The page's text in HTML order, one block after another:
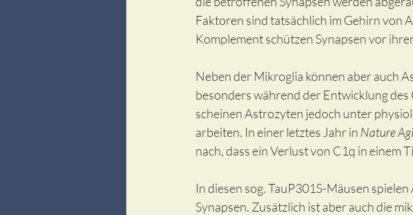
Faktoren sind tatsächlich im Gehirn von
Komplement schützen Synapsen vor
Neben der Mikroglia können aber auch
besonders während der Entwicklung
scheinen Astrozyten jedoch unter
arbeiten. In einer letztes Jahr in Nature
nach, dass ein Verlust von C1q in
In diesen sog. TauP301S-Mäusen
Synapsen. Zusätzlich ist aber auch die